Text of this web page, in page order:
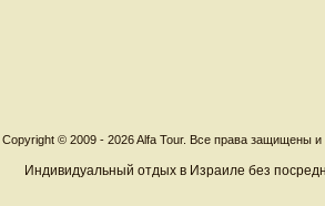
Copyright © 2009 - 2026 Alfa Tour. Все права защищены и
Индивидуальный отдых в Израиле без